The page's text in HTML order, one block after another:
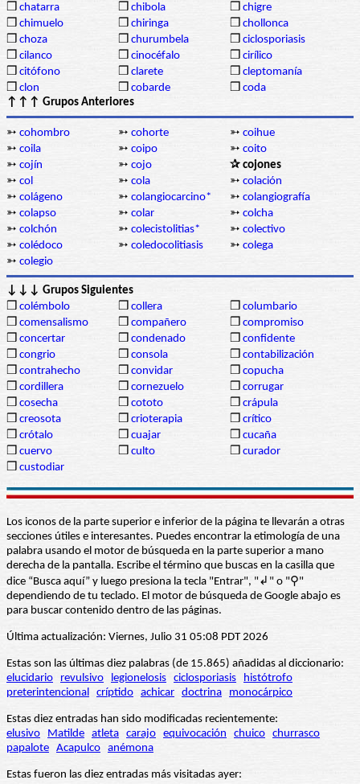
❒ chatarra ❒ chibola ❒ chigre
❒ chimuelo ❒ chiringa ❒ chollonca
❒ choza ❒ churumbela ❒ ciclosporiasis
❒ cilanco ❒ cinocéfalo ❒ cirílico
❒ citófono ❒ clarete ❒ cleptomanía
❒ clon ❒ cobarde ❒ coda
↑↑↑ Grupos Anteriores
➳ cohombro ➳ cohorte ➳ coihue
➳ coila ➳ coipo ➳ coito
➳ cojín ➳ cojo
✰ cojones
➳ col ➳ cola ➳ colación
➳ colágeno ➳ colangiocarcino* ➳ colangiografía
➳ colapso ➳ colar ➳ colcha
➳ colchón ➳ colecistolitias* ➳ colectivo
➳ colédoco ➳ coledocolitiasis ➳ colega
➳ colegio
↓↓↓ Grupos Siguientes
❒ colémbolo ❒ collera ❒ columbario
❒ comensalismo ❒ compañero ❒ compromiso
❒ concertar ❒ condenado ❒ confidente
❒ congrio ❒ consola ❒ contabilización
❒ contrahecho ❒ convidar ❒ copucha
❒ cordillera ❒ cornezuelo ❒ corrugar
❒ cosecha ❒ cototo ❒ crápula
❒ creosota ❒ crioterapia ❒ crítico
❒ crótalo ❒ cuajar ❒ cucaña
❒ cuervo ❒ culto ❒ curador
❒ custodiar
Los iconos de la parte superior e inferior de la página te llevarán a otras
secciones útiles e interesantes. Puedes encontrar la etimología de una
palabra usando el motor de búsqueda en la parte superior a mano
derecha de la pantalla. Escribe el término que buscas en la casilla que
dice “Busca aquí” y luego presiona la tecla "Entrar", "↲" o "⚲"
dependiendo de tu teclado. El motor de búsqueda de Google abajo es
para buscar contenido dentro de las páginas.
Última actualización: Viernes, Julio 31 05:08 PDT 2026
Estas son las últimas diez palabras (de 15.865) añadidas al diccionario:
elucidario
revulsivo legionelosis ciclosporiasis
histótrofo
preterintencional
críptido achicar doctrina monocárpico
Estas diez entradas han sido modificadas recientemente:
elusivo
Matilde atleta carajo equivocación chuico churrasco
papalote Acapulco anémona
Estas fueron las diez entradas más visitadas ayer: